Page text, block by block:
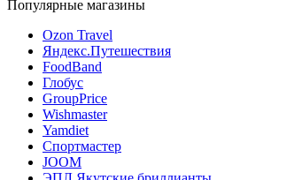
Популярные магазины
Ozon Travel
Яндекс.Путешествия
FoodBand
Глобус
GroupPrice
Wishmaster
Yamdiet
Спортмастер
JOOM